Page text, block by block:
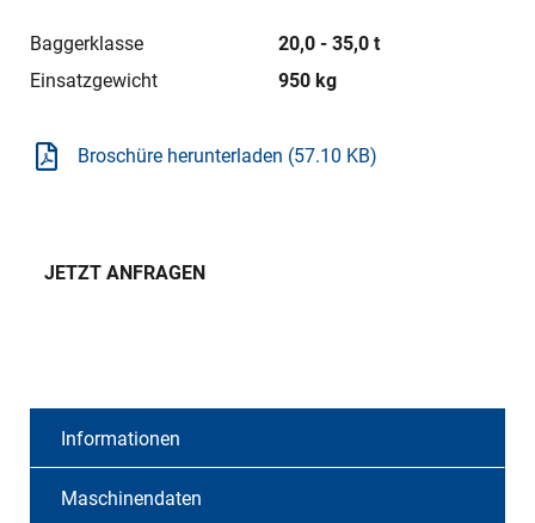
Baggerklasse
20,0 - 35,0 t
Einsatzgewicht
950 kg
Broschüre herunterladen (57.10 KB)
JETZT ANFRAGEN
Informationen
Maschinendaten